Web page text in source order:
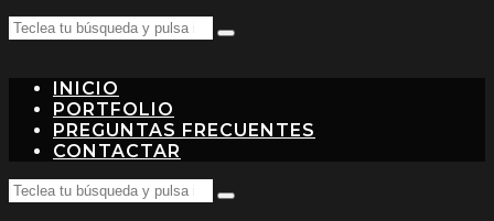
Search
for:
Teclea
intro…
INICIO
PORTFOLIO
PREGUNTAS FRECUENTES
CONTACTAR
Search
for:
Teclea